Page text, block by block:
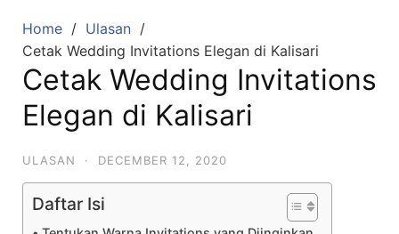
Home
Ulasan
Cetak Wedding Invitations Elegan di Kalisari
Cetak Wedding Invitations
Elegan di Kalisari
ULASAN · DECEMBER 12, 2020
Daftar Isi